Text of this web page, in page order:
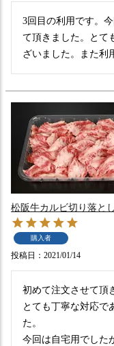
3回目の利用です。
て頂きました。とて
ざいました。また利
松阪牛カルビ切り落と
購入者
投稿日 2021/01/14
初めて注文させて頂
とても丁寧な対応で
た。
今回は自宅用でした